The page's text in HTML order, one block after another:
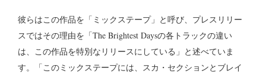
彼らはこの作品を「ミックステープ」と呼び、プレスリリー
スではその理由を「The Brightest Daysの各トラックの違い
は、この作品を特別なリリースにしている」と述べていま
す。「このミックステープには、スカ・セクションとブレイ